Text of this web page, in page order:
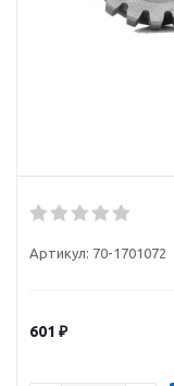
Артикул: 70-1701072
601 ₽